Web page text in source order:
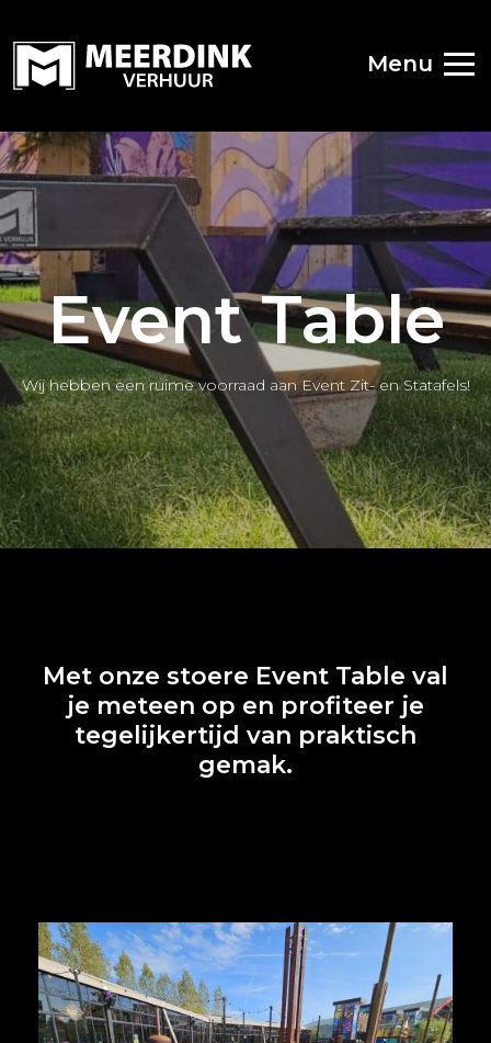
Menu
Event Table
Wij hebben een ruime voorraad aan Event Zit- en Statafels!
Met onze stoere Event Table val
je meteen op en profiteer je
tegelijkertijd van praktisch
gemak.